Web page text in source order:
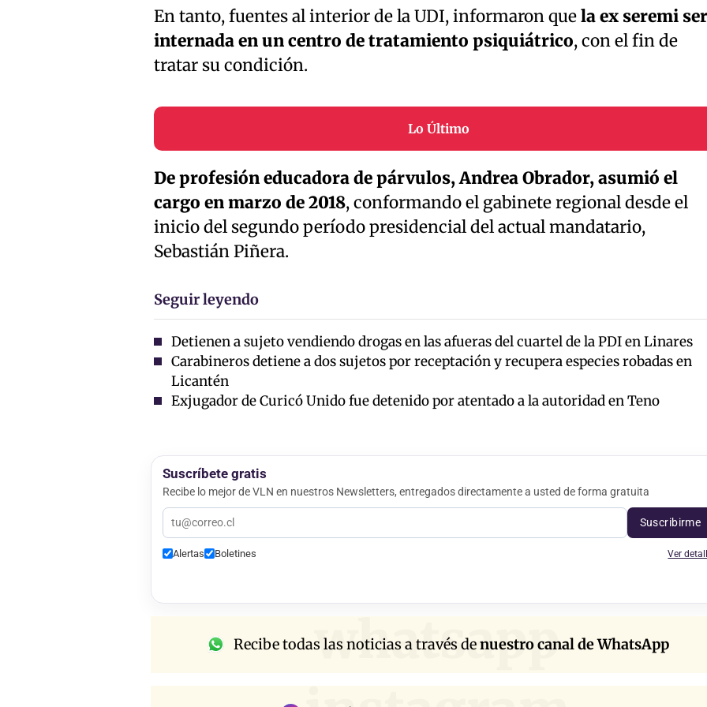
En tanto, fuentes al interior de la UDI, informaron quela ex seremi
internada en un centro de tratamiento psiquiátrico, con el fin de
tratar su condición.
Lo Último
De profesión educadora de párvulos, Andrea Obrador, asumió el
cargo en marzo de 2018, conformando el gabinete regional desde el
inicio del segundo período presidencial del actual mandatario,
Sebastián Piñera.
Seguir leyendo
Detienen a sujeto vendiendo drogas en las afueras del cuartel de la PDI en Linares
Carabineros detiene a dos sujetos por receptación y recupera especies robadas en
Licantén
Exjugador de Curicó Unido fue detenido por atentado a la autoridad en Teno
Suscríbete gratis
Recibe lo mejor de VLN en nuestros Newsletters, entregados directamente a usted de forma gratuita
Suscribirme
Alertas Boletines Ver
whatsapp
Recibe todas las noticias a través denuestro canal de WhatsApp